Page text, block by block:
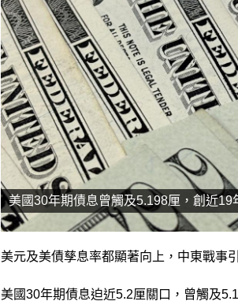
美國30年期債息曾觸及5.198厘，創近19
美元及美債孳息率都顯著向上，中東戰事
美國30年期債息迫近5.2厘關口，曾觸及